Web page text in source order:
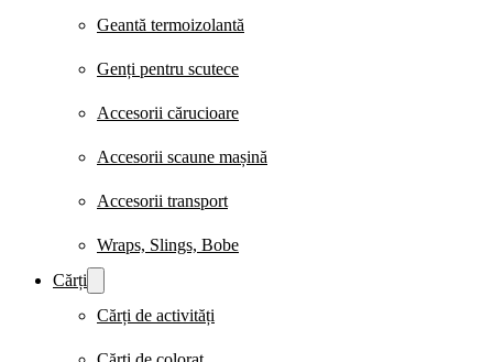
Geantă termoizolantă
Genți pentru scutece
Accesorii cărucioare
Accesorii scaune mașină
Accesorii transport
Wraps, Slings, Bobe
Cărți
Cărți de activități